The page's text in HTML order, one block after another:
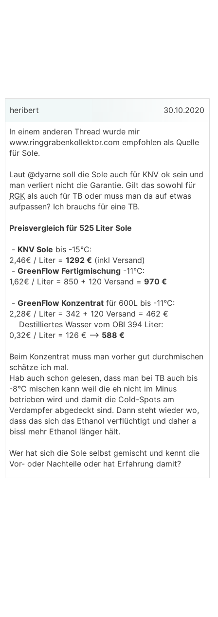
heribert 30.10.2020
In einem anderen Thread wurde mir
www.ringgrabenkollektor.com empfohlen als Quelle
für Sole.
Laut @dyarne soll die Sole auch für KNV ok sein und
man verliert nicht die Garantie. Gilt das sowohl für
RGK als auch für TB oder muss man da auf etwas
aufpassen? Ich brauchs für eine TB.
Preisvergleich für 525 Liter Sole
- KNV Sole bis -15°C:
2,46€ / Liter = 1292 € (inkl Versand)
- GreenFlow Fertigmischung -11°C:
1,62€ / Liter = 850 + 120 Versand = 970 €
- GreenFlow Konzentrat für 600L bis -11°C:
2,28€ / Liter = 342 + 120 Versand = 462 €
Destilliertes Wasser vom OBI 394 Liter:
0,32€ / Liter = 126 € --> 588 €
Beim Konzentrat muss man vorher gut durchmischen
schätze ich mal.
Hab auch schon gelesen, dass man bei TB auch bis
-8°C mischen kann weil die eh nicht im Minus
betrieben wird und damit die Cold-Spots am
Verdampfer abgedeckt sind. Dann steht wieder wo,
dass das sich das Ethanol verflüchtigt und daher a
bissl mehr Ethanol länger hält.
Wer hat sich die Sole selbst gemischt und kennt die
Vor- oder Nachteile oder hat Erfahrung damit?